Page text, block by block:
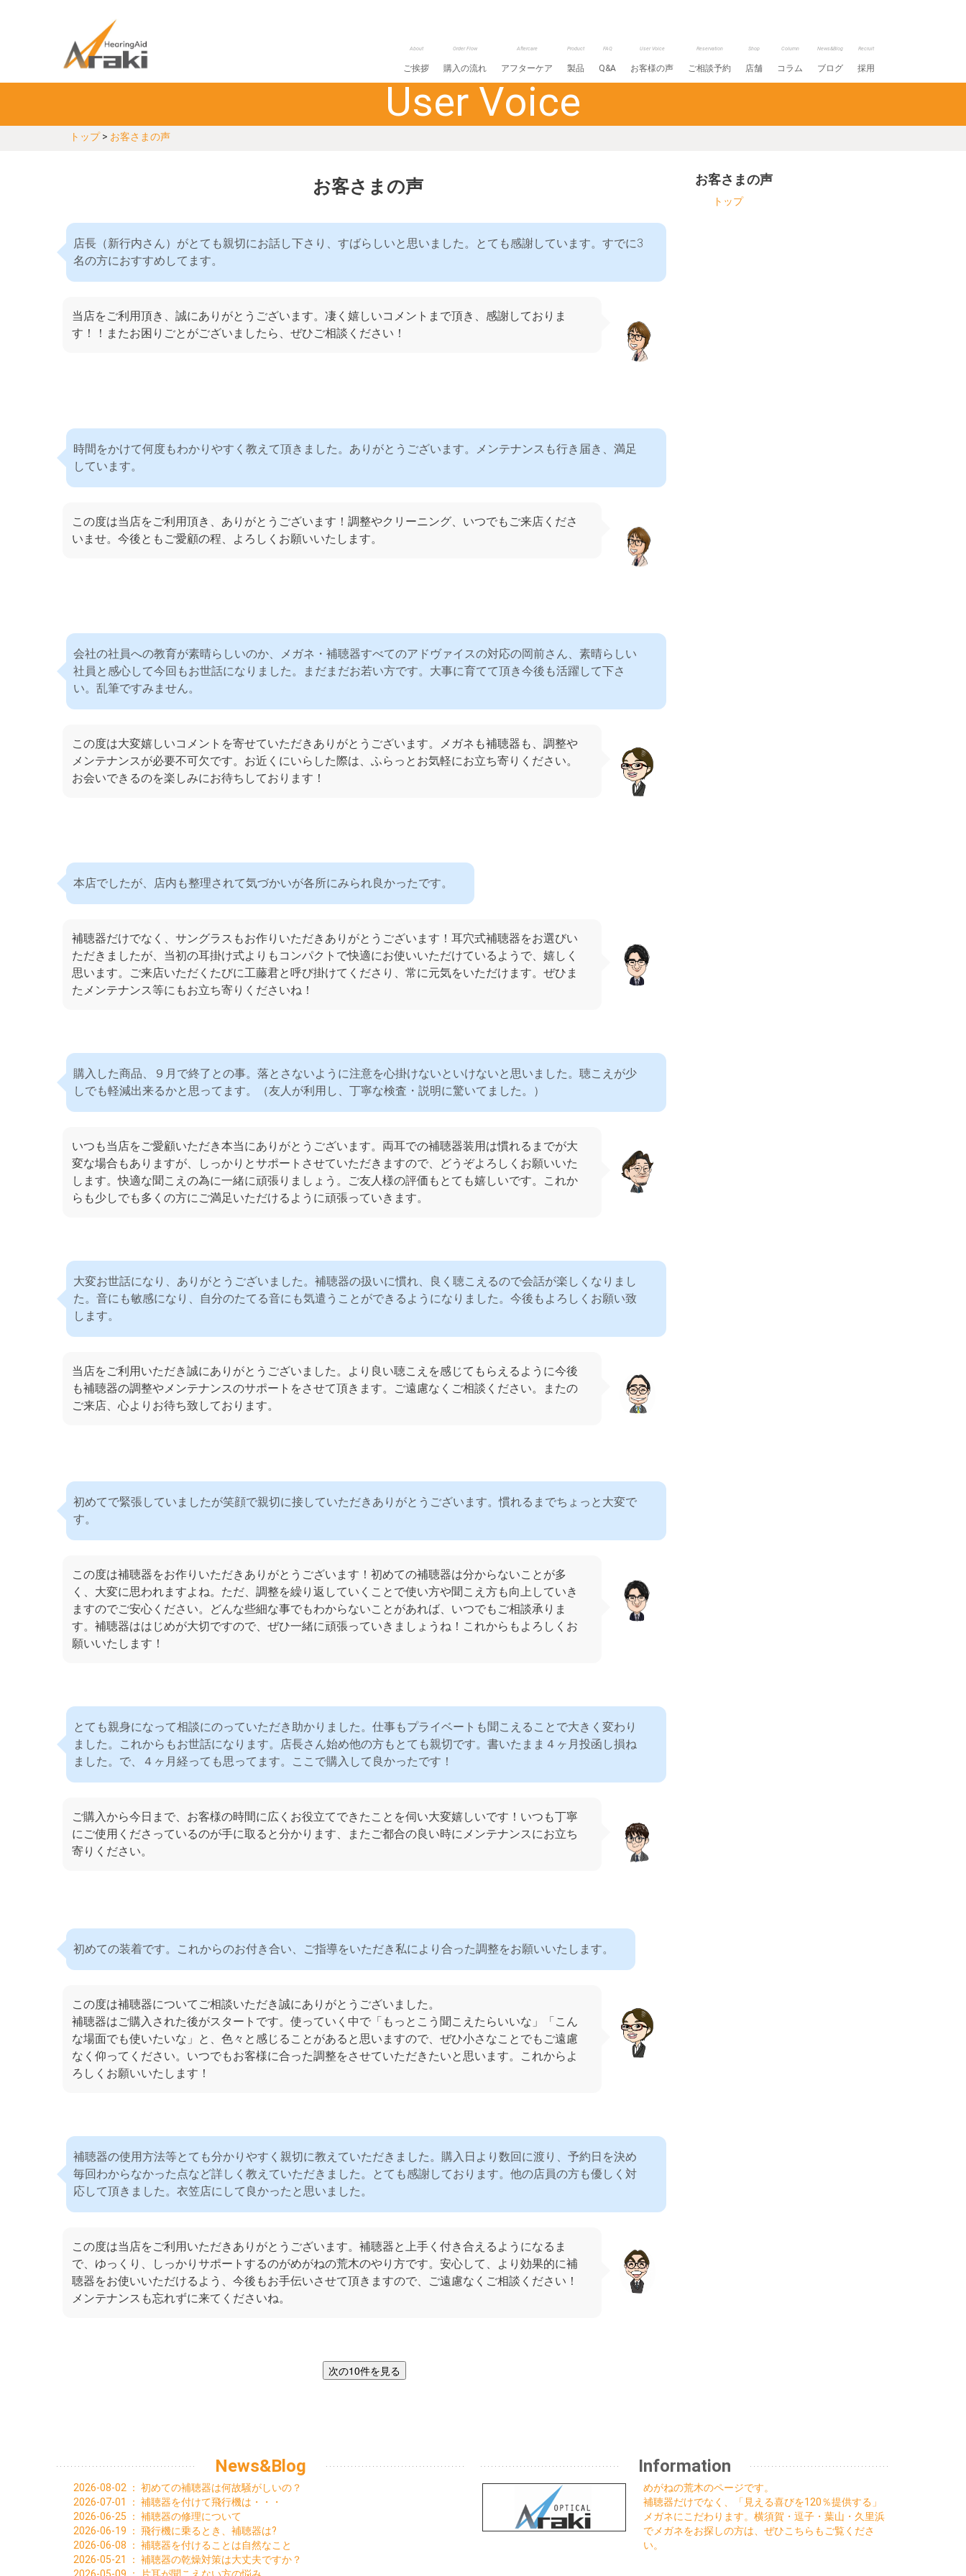
About
ご挨拶
Order Flow
購入の流れ
Aftercare
アフターケア
Product
製品
FAQ
Q&A
User Voice
お客様の声
Reservation
ご相談予約
Shop
店舗
Column
コラム
News&Blog
ブログ
Recruit
採用
User Voice
トップ> お客さまの声
お客さまの声
店長（新行内さん）がとても親切にお話し下さり、すばらしいと思いました。とても感謝しています。すでに3
名の方におすすめしてます。
当店をご利用頂き、誠にありがとうございます。凄く嬉しいコメントまで頂き、感謝しておりま
す！！またお困りごとがございましたら、ぜひご相談ください！
時間をかけて何度もわかりやすく教えて頂きました。ありがとうございます。メンテナンスも行き届き、満足
しています。
この度は当店をご利用頂き、ありがとうございます！調整やクリーニング、いつでもご来店くださ
いませ。今後ともご愛顧の程、よろしくお願いいたします。
会社の社員への教育が素晴らしいのか、メガネ・補聴器すべてのアドヴァイスの対応の岡前さん、素晴らしい
社員と感心して今回もお世話になりました。まだまだお若い方です。大事に育てて頂き今後も活躍して下さ
い。乱筆ですみません。
この度は大変嬉しいコメントを寄せていただきありがとうございます。メガネも補聴器も、調整や
メンテナンスが必要不可欠です。お近くにいらした際は、ふらっとお気軽にお立ち寄りください。
お会いできるのを楽しみにお待ちしております！
本店でしたが、店内も整理されて気づかいが各所にみられ良かったです。
補聴器だけでなく、サングラスもお作りいただきありがとうございます！耳穴式補聴器をお選びい
ただきましたが、当初の耳掛け式よりもコンパクトで快適にお使いいただけているようで、嬉しく
思います。ご来店いただくたびに工藤君と呼び掛けてくださり、常に元気をいただけます。ぜひま
たメンテナンス等にもお立ち寄りくださいね！
購入した商品、９月で終了との事。落とさないように注意を心掛けないといけないと思いました。聴こえが少
しでも軽減出来るかと思ってます。（友人が利用し、丁寧な検査・説明に驚いてました。）
いつも当店をご愛顧いただき本当にありがとうございます。両耳での補聴器装用は慣れるまでが大
変な場合もありますが、しっかりとサポートさせていただきますので、どうぞよろしくお願いいた
します。快適な聞こえの為に一緒に頑張りましょう。ご友人様の評価もとても嬉しいです。これか
らも少しでも多くの方にご満足いただけるように頑張っていきます。
大変お世話になり、ありがとうございました。補聴器の扱いに慣れ、良く聴こえるので会話が楽しくなりまし
た。音にも敏感になり、自分のたてる音にも気遣うことができるようになりました。今後もよろしくお願い致
します。
当店をご利用いただき誠にありがとうございました。より良い聴こえを感じてもらえるように今後
も補聴器の調整やメンテナンスのサポートをさせて頂きます。ご遠慮なくご相談ください。またの
ご来店、心よりお待ち致しております。
初めてで緊張していましたが笑顔で親切に接していただきありがとうございます。慣れるまでちょっと大変で
す。
この度は補聴器をお作りいただきありがとうございます！初めての補聴器は分からないことが多
く、大変に思われますよね。ただ、調整を繰り返していくことで使い方や聞こえ方も向上していき
ますのでご安心ください。どんな些細な事でもわからないことがあれば、いつでもご相談承りま
す。補聴器ははじめが大切ですので、ぜひ一緒に頑張っていきましょうね！これからもよろしくお
願いいたします！
とても親身になって相談にのっていただき助かりました。仕事もプライベートも聞こえることで大きく変わり
ました。これからもお世話になります。店長さん始め他の方もとても親切です。書いたまま４ヶ月投函し損ね
ました。で、４ヶ月経っても思ってます。ここで購入して良かったです！
ご購入から今日まで、お客様の時間に広くお役立てできたことを伺い大変嬉しいです！いつも丁寧
にご使用くださっているのが手に取ると分かります、またご都合の良い時にメンテナンスにお立ち
寄りください。
初めての装着です。これからのお付き合い、ご指導をいただき私により合った調整をお願いいたします。
この度は補聴器についてご相談いただき誠にありがとうございました。
補聴器はご購入された後がスタートです。使っていく中で「もっとこう聞こえたらいいな」「こん
な場面でも使いたいな」と、色々と感じることがあると思いますので、ぜひ小さなことでもご遠慮
なく仰ってください。いつでもお客様に合った調整をさせていただきたいと思います。これからよ
ろしくお願いいたします！
補聴器の使用方法等とても分かりやすく親切に教えていただきました。購入日より数回に渡り、予約日を決め
毎回わからなかった点など詳しく教えていただきました。とても感謝しております。他の店員の方も優しく対
応して頂きました。衣笠店にして良かったと思いました。
この度は当店をご利用いただきありがとうございます。補聴器と上手く付き合えるようになるま
で、ゆっくり、しっかりサポートするのがめがねの荒木のやり方です。安心して、より効果的に補
聴器をお使いいただけるよう、今後もお手伝いさせて頂きますので、ご遠慮なくご相談ください！
メンテナンスも忘れずに来てくださいね。
お客さまの声
トップ
News&Blog
2026-08-02 ： 初めての補聴器は何故騒がしいの？
2026-07-01
： 補聴器を付けて飛行機は・・・
2026-06-25 ： 補聴器の修理について
2026-06-19 ： 飛行機に乗るとき、補聴器は?
2026-06-08 ： 補聴器を付けることは自然なこと
2026-05-21
： 補聴器の乾燥対策は大丈夫ですか？
Information
めがねの荒木のページです。
補聴器だけでなく、「見える喜びを120％提供する」
メガネにこだわります。横須賀・逗子・葉山・久里浜
でメガネをお探しの方は、ぜひこちらもご覧くださ
い。